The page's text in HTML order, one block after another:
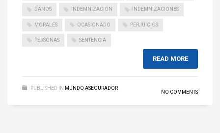
DANOS INDEMNIZACION INDEMNIZACIONES
MORALES OCASIONADO PERJUICIOS
PERSONAS SENTENCIA
READ MORE
PUBLISHED IN MUNDO ASEGURADOR
NO COMMENTS